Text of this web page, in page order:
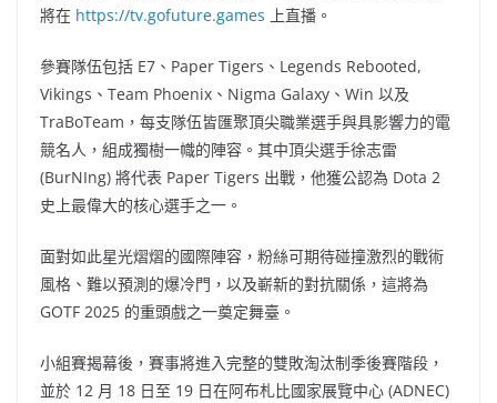
將在 https://tv.gofuture.games 上直播。
參賽隊伍包括 E7、Paper Tigers、Legends Rebooted,
Vikings、Team Phoenix、Nigma Galaxy、Win 以及
TraBoTeam，每支隊伍皆匯聚頂尖職業選手與具影響力的電
競名人，組成獨樹一幟的陣容。其中頂尖選手徐志雷
(BurNIng) 將代表 Paper Tigers 出戰，他獲公認為 Dota 2
史上最偉大的核心選手之一。
面對如此星光熠熠的國際陣容，粉絲可期待碰撞激烈的戰術
風格、難以預測的爆冷門，以及嶄新的對抗關係，這將為
GOTF 2025 的重頭戲之一奠定舞臺。
小組賽揭幕後，賽事將進入完整的雙敗淘汰制季後賽階段，
並於 12 月 18 日至 19 日在阿布札比國家展覽中心 (ADNEC)